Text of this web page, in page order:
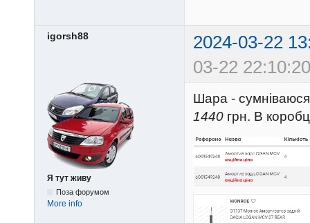
igorsh88
2024-03-22
03-22
Я тут живу
Поза форумом
More info
Шара -
1440 грн. В